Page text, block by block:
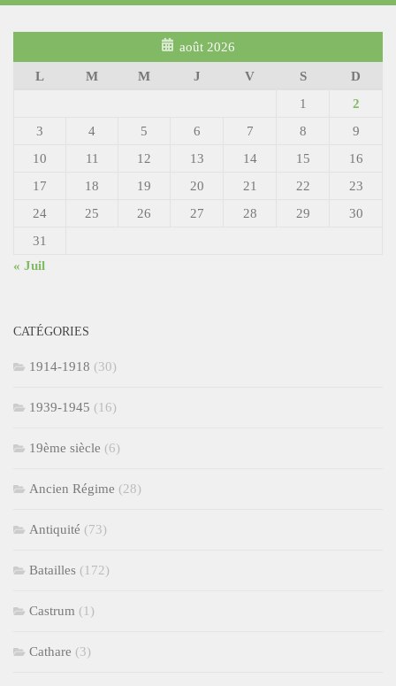
août 2026
L M M J V S
D
1
2
3
4 5 6 7 8
9
10
11 12 13 14 15
16
17
18 19 20 21 22
23
24
25 26 27 28 29
30
31
« Juil
CATÉGORIES
1914-1918 (30)
1939-1945 (16)
19ème siècle (6)
Ancien Régime (28)
Antiquité (73)
Batailles (172)
Castrum (1)
Cathare (3)